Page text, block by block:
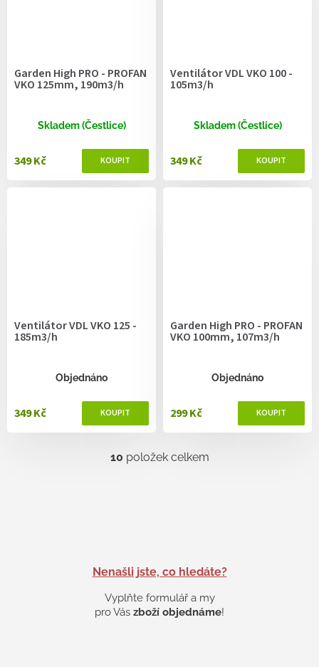
Garden High PRO - PROFAN
VKO 125mm, 190m3/h
Skladem (Čestlice)
349 Kč
Ventilátor VDL VKO 100 -
105m3/h
Skladem (Čestlice)
349 Kč
Ventilátor VDL VKO 125 -
185m3/h
Objednáno
349 Kč
Garden High PRO - PROFAN
VKO 100mm, 107m3/h
Objednáno
299 Kč
O
p
v
k
10 položek celkem
Nenašli jste, co hledáte?
Vyplňte formulář a my
pro Vás zboží objednáme!